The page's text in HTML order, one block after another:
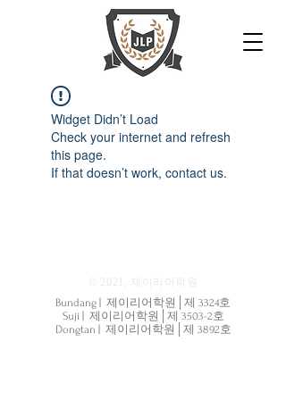
Widget Didn’t Load
Check your internet and refresh
this page.
If that doesn’t work, contact us.
© 2021, 제이리어학원
Bundang | 제이리어학원│제 3324호
Suji | 제이리어학원│제 3503-2호
Dongtan | 제이리어학원│제 3892호